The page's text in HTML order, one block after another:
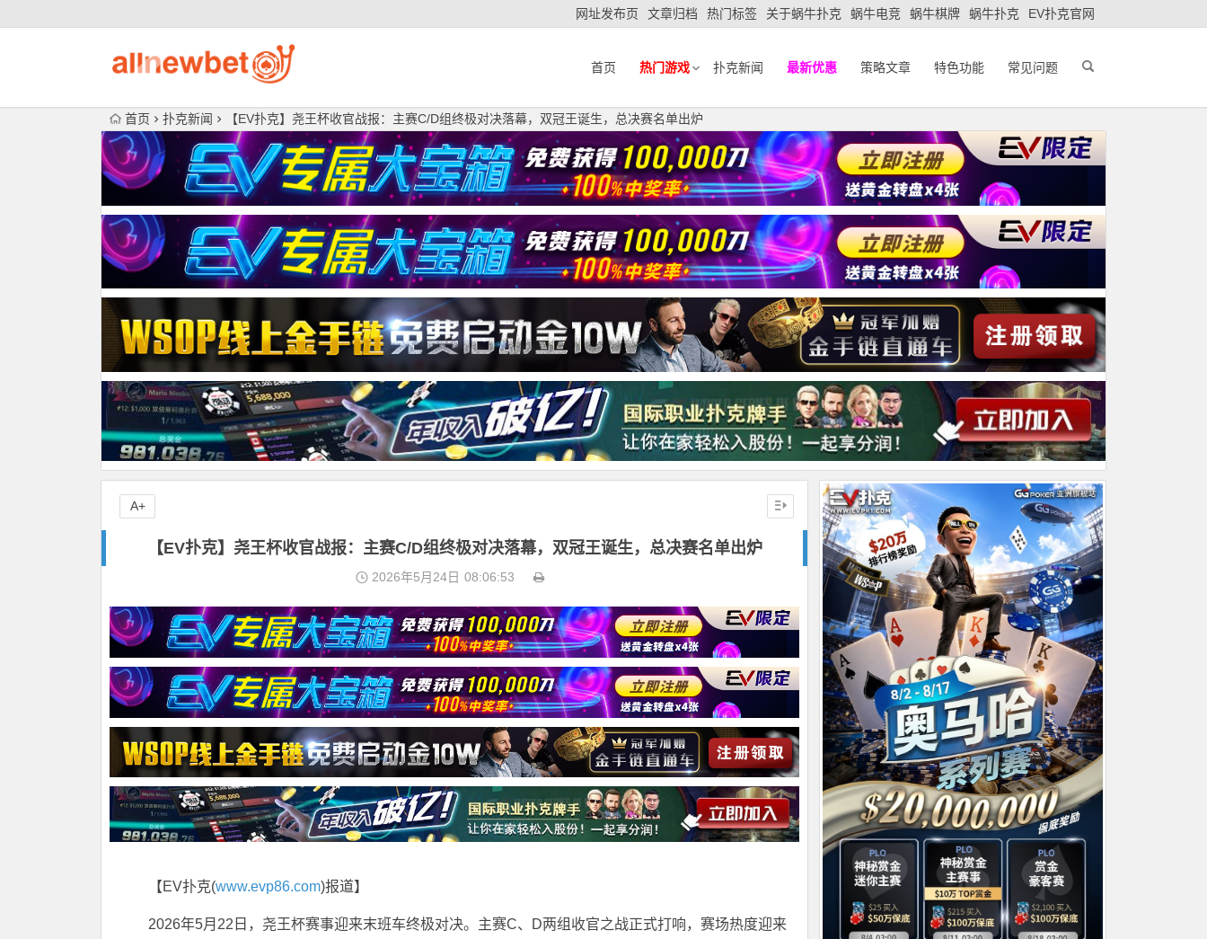
网址发布页 文章归档 热门标签 关于蜗牛扑克 蜗牛电竞 蜗牛棋牌 蜗牛扑克 EV扑克官网
首页 热门游戏 扑克新闻 最新优惠 策略文章 特色功能 常见问题
首页 扑克新闻 【EV扑克】尧王杯收官战报：主赛C/D组终极对决落幕，双冠王诞生，总决赛名单出炉
【EV扑克】尧王杯收官战报：主赛C/D组终极对决落幕，双冠王诞生，总决赛名单出炉
2026年5月24日 08:06:53
【EV扑克(www.evp86.com)报道】
2026年5月22日，尧王杯赛事迎来末班车终极对决。主赛C、D两组收官之战正式打响，赛场热度迎来
A+